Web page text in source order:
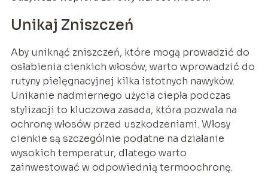
Unikaj Zniszczeń
Aby uniknąć zniszczeń, które mogą prowadzić do
osłabienia cienkich włosów, warto wprowadzić do
rutyny pielęgnacyjnej kilka istotnych nawyków.
Unikanie nadmiernego użycia ciepła podczas
stylizacji to kluczowa zasada, która pozwala na
ochronę włosów przed uszkodzeniami. Włosy
cienkie są szczególnie podatne na działanie
wysokich temperatur, dlatego warto
zainwestować w odpowiednią termoochronę.